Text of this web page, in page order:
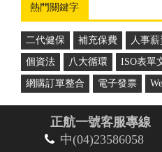
熱門關鍵字
二代健保 補充保費 人事
個資法 八大循環 ISO表單
網購訂單整合 電子發票
正航一號客服專線
中(04)23586058